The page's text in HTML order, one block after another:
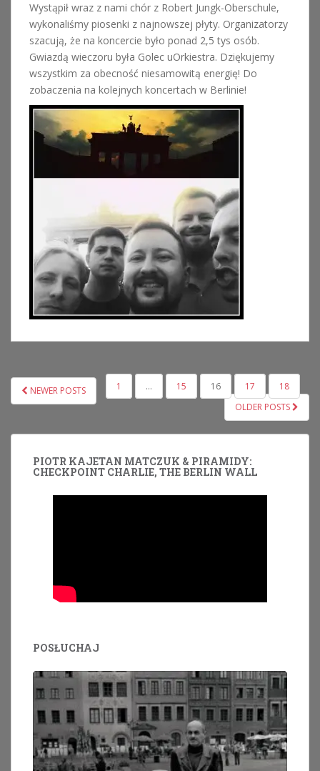
Wystąpił wraz z nami chór z Robert Jungk-Oberschule,
wykonaliśmy piosenki z najnowszej płyty. Organizatorzy
szacują, że na koncercie było ponad 2,5 tys osób.
Gwiazdą wieczoru była Golec uOrkiestra. Dziękujemy
wszystkim za obecność niesamowitą energię! Do
zobaczenia na kolejnych koncertach w Berlinie!
NAWIGACJA
PO
NEWER POSTS 1 … 15 16 17
18
OLDER POSTS
PIOTR KAJETAN MATCZUK & PIRAMIDY:
CHECKPOINT CHARLIE, THE BERLIN WALL
POSŁUCHAJ
Odtwarzacz
dźwiękowych